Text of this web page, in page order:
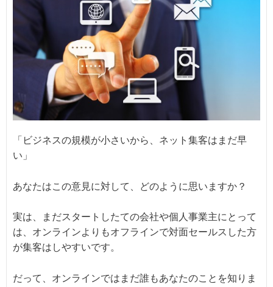
「ビジネスの規模が小さいから、ネット集客はまだ早
い」
あなたはこの意見に対して、どのように思いますか？
実は、まだスタートしたての会社や個人事業主にとって
は、オンラインよりもオフラインで対面セールスした方
が集客はしやすいです。
だって、オンラインではまだ誰もあなたのことを知りま